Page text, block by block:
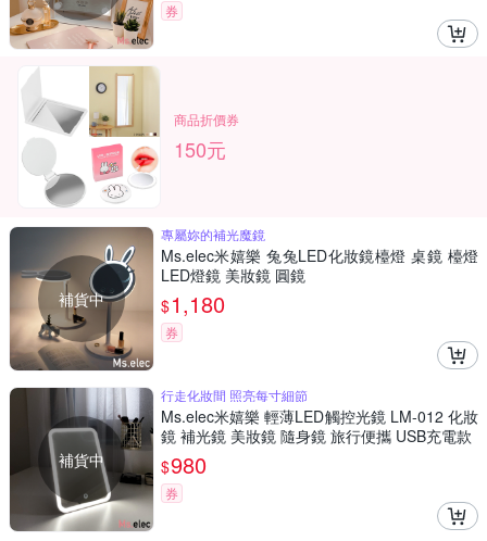
券
商品折價券
150元
補貨中
專屬妳的補光魔鏡
Ms.elec米嬉樂 兔兔LED化妝鏡檯燈 桌鏡 檯燈
LED燈鏡 美妝鏡 圓鏡
$1,180
券
補貨中
行走化妝間 照亮每寸細節
Ms.elec米嬉樂 輕薄LED觸控光鏡 LM-012 化妝
鏡 補光鏡 美妝鏡 隨身鏡 旅行便攜 USB充電款
$980
券